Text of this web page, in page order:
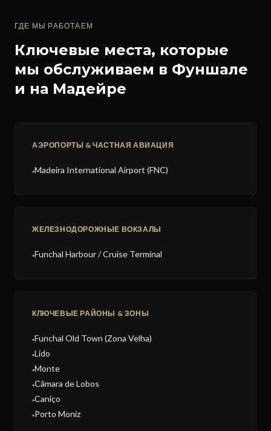
ГДЕ МЫ РАБОТАЕМ
Ключевые места, которые
мы обслуживаем в Фуншале
и на Мадейре
АЭРОПОРТЫ & ЧАСТНАЯ АВИАЦИЯ
●Madeira International Airport (FNC)
ЖЕЛЕЗНОДОРОЖНЫЕ ВОКЗАЛЫ
●Funchal Harbour / Cruise Terminal
КЛЮЧЕВЫЕ РАЙОНЫ & ЗОНЫ
●Funchal Old Town (Zona Velha)
●Lido
●Monte
●Câmara de Lobos
●Caniço
●Porto Moniz